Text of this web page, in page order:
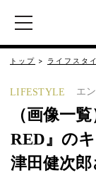
トップ ライフスタ
LIFESTYLE エ
（画像一
RED』の
津田健次